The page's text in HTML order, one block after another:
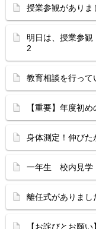
授業参観があり
明日は、授業参
2
教育相談を行って
【重要】年度初
身体測定！伸び
一年生 校内見
離任式がありま
【お詫びとお願